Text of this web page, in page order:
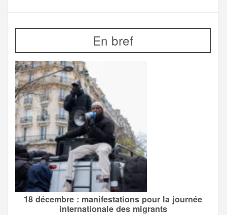
En bref
18 décembre : manifestations pour la journée
internationale des migrants